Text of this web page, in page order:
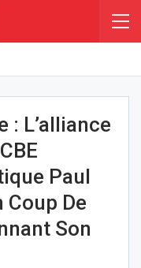
: L’alliance
Paul
Coup De
Son